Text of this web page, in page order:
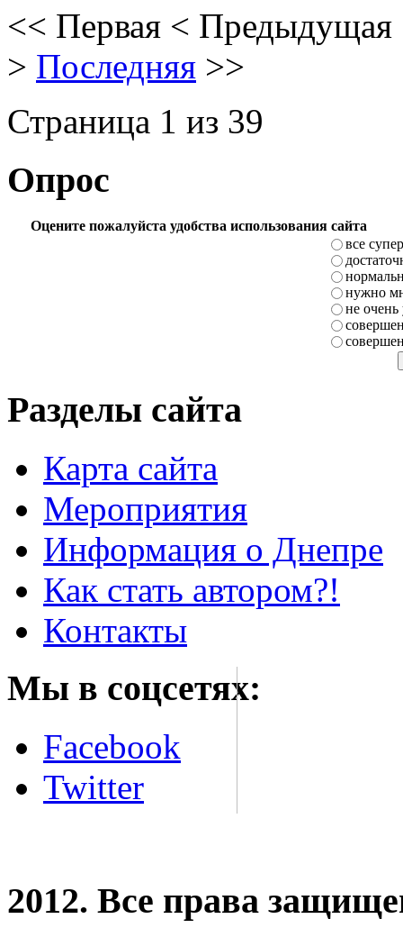
<< Первая < Предыдущая
> Последняя >>
Страница 1 из 39
Опрос
Оцените пожалуйста удобства использования сайта
все супер
нужно
не очень
Разделы сайта
Карта сайта
Мероприятия
Информация о Днепре
Как стать автором?!
Контакты
Мы в соцсетях:
Facebook
Twitter
2012. Все права